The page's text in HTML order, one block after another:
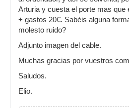
Arturia y cuesta el porte mas que
+ gastos 20€. Sabéis alguna
molesto ruido?
Adjunto imagen del cable.
Muchas gracias por vuestros
Saludos.
Elio.